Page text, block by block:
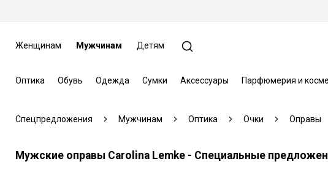
Женщинам Мужчинам Детям
Оптика Обувь Одежда Сумки Аксессуары Парфюмерия и
Спецпредложения Мужчинам Оптика Очки Оправы
Мужские оправы Carolina Lemke - Специальные